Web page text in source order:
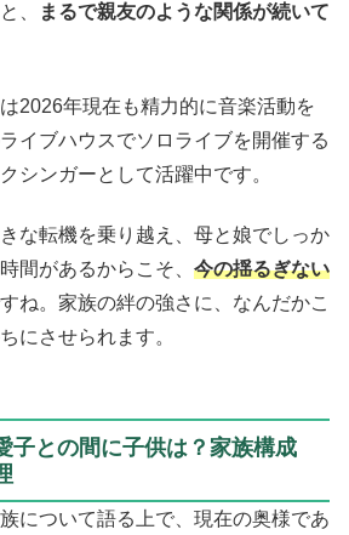
、
まるで親友のような関係が続いて
2026年現在も精力的に音楽活動を
イブハウスでソロライブを開催する
シンガーとして活躍中です。
な転機を乗り越え、母と娘でしっか
間があるからこそ、 今の揺るぎない
ね。家族の絆の強さに、なんだかこ
にさせられます。
子との間に子供は？家族構成
について語る上で、現在の奥様であ